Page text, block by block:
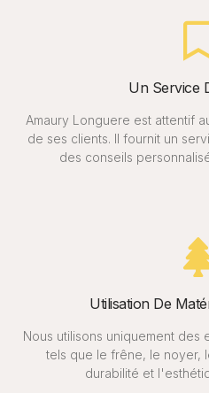
Un Service
Amaury Longuere est attentif
de ses clients. Il fournit un
des conseils
Utilisation De
Nous utilisons uniquement
tels que le frêne, le noyer,
durabilité et